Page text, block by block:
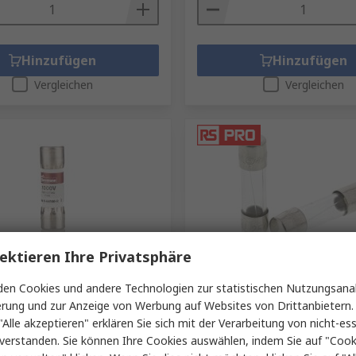
Hinzufügen
Vergleichen
Hinzufügen
Vergleichen
nicht erhältlich
B Feinsicherung F /
x 35 mm 1 kV ac, 1kV dc
DMM-B-44-100-R
RS PRO Feinsicherung F /
mm 250V ac Glas
RS Best.-Nr.610-9721
Ihre Privatsphäre
Cookies und andere Technologien zur statistischen
und zur Anzeige von Werbung auf Websites von
akzeptieren" erklären Sie sich mit der Verarbeitung von nicht-
Sie können Ihre Cookies auswählen, indem Sie auf